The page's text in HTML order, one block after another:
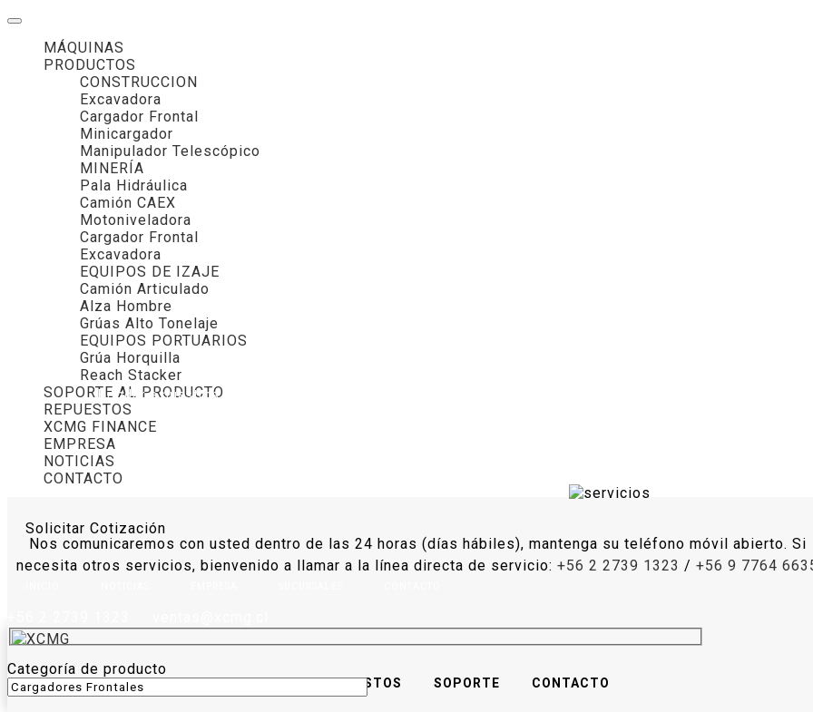
MÁQUINAS
PRODUCTOS
CONSTRUCCION
Excavadora
Cargador Frontal
Minicargador
Manipulador Telescópico
MINERÍA
Pala Hidráulica
Camión CAEX
Motoniveladora
Cargador Frontal
Excavadora
EQUIPOS DE IZAJE
Camión Articulado
Alza Hombre
Grúas Alto Tonelaje
EQUIPOS PORTUARIOS
Grúa Horquilla
Reach Stacker
SOPORTE AL PRODUCTO
REPUESTOS
XCMG FINANCE
EMPRESA
NOTICIAS
CONTACTO
Solicitar Cotización
PRODUCTOS XCMG FINANCE REPUESTOS SOPORTE CONTACTO
Brindar a nuestros clientes servicios integrados oportunos y efectivos en ventas, mantenimiento y
Nos comunicaremos con usted dentro de las 24 horas (días hábiles), mantenga su teléfono móvil abierto. Si
necesita otros servicios, bienvenido a llamar a la línea directa de servicio:+56 2 2739 1323 /+56 9 7764
Categoría de producto